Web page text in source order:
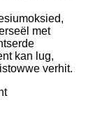
met
kan lug,
verhit.